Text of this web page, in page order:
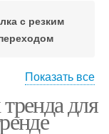
с резким
с челочкой
Показать все
для